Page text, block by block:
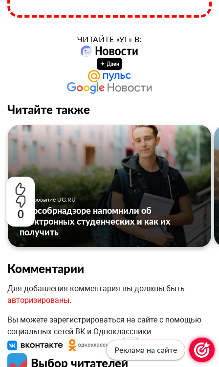
0
ЧИТАЙТЕ «УГ» В:
Читайте также
Образование UG.RU
В Рособрнадзоре напомнили об
электронных студенческих и как их
получить
Комментарии
Для добавления комментария вы должны быть
авторизированы.
Вы можете зарегистрироваться на сайте с помощью
социальных сетей ВК и Одноклассники
Выбор читателей
Реклама на сайте